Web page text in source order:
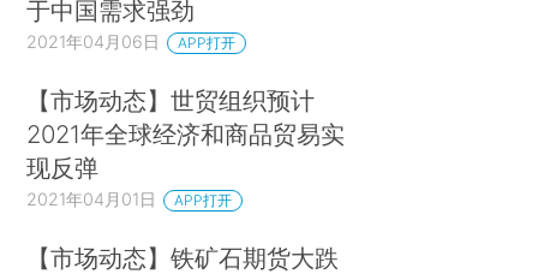
于中国需求强劲
2021年04月06日 APP打开
【市场动态】世贸组织预计
2021年全球经济和商品贸易实
现反弹
2021年04月01日 APP打开
【市场动态】铁矿石期货大跌